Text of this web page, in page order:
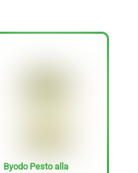
Byodo Pesto alla